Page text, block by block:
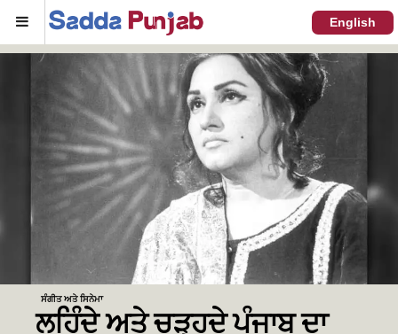
Menu English
ਸੰਗੀਤ ਅਤੇ ਸਿਨੇਮਾ
ਲਹਿੰਦੇ ਅਤੇ ਚੜ੍ਹਦੇ ਪੰਜਾਬ ਦਾ